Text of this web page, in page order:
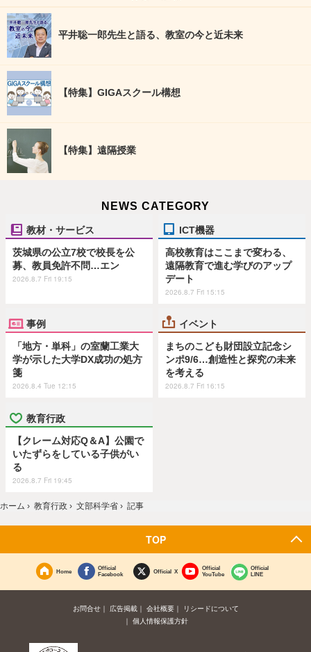
平井聡一郎先生と語る、教室の今と近未来
【特集】GIGAスクール構想
【特集】遠隔授業
NEWS CATEGORY
教材・サービス
茨城県の公立7校で校長を公
募、教員免許不問…エン
2026.8.7 Fri 19:15
ICT機器
高校教育はここまで変わる、
遠隔教育で進む学びのアップ
デート
2026.8.7 Fri 15:15
事例
「地方・単科」の室蘭工業大
学が示した大学DX成功の処方
箋
2026.8.4 Tue 12:15
イベント
まちのこども財団設立記念シ
ンポ9/6…創造性と探究の未来
を考える
2026.8.7 Fri 16:15
教育行政
【クレーム対応Q＆A】公園で
いたずらをしている子供がい
る
2026.8.7 Fri 19:45
ホーム › 教育行政 › 文部科学省 › 記事
TOP
Home
Official
Facebook
Official X
Official
YouTube
Official
LINE
お問合せ 広告掲載 会社概要
リシードについて
個人情報保護方針